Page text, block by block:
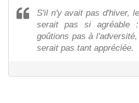
S'il n'y avait pas d'hiver,
serait pas si agréable
goûtions pas à
serait pas tant appréciée.